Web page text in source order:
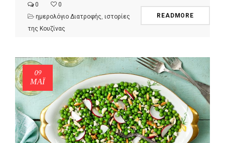
0
0
ημερολόγιο Διατροφής, ιστορίες
της Κουζίνας
READMORE
09
ΜΑΪ́